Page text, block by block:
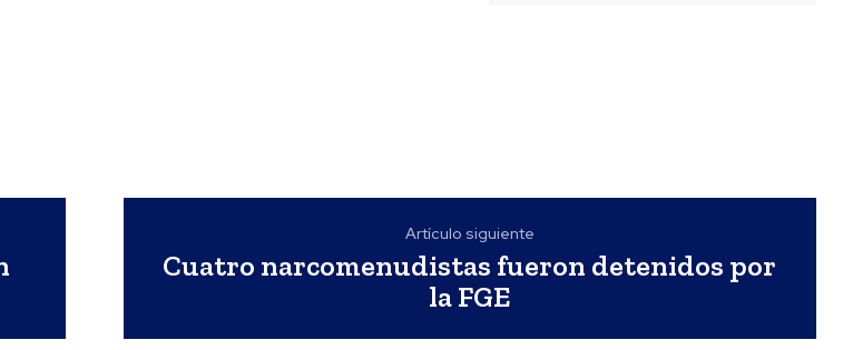
Artículo siguiente
Cuatro narcomenudistas fueron detenidos por
la FGE